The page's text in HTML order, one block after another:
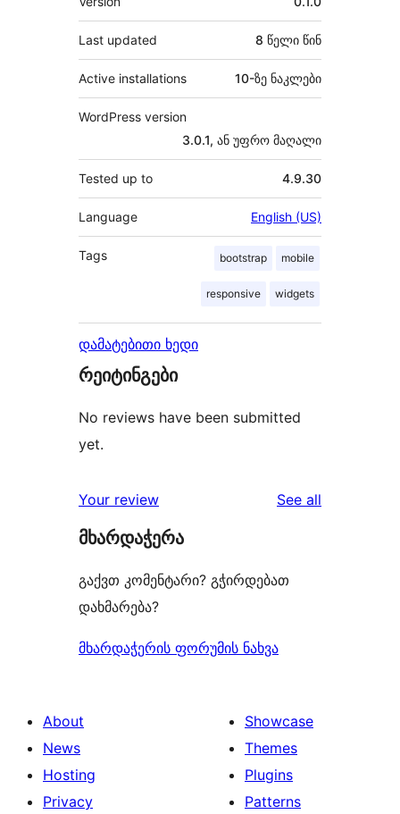
Last updated 8 წელი წინ
Active installations 10-ზე ნაკლები
WordPress version
3.0.1, ან უფრო მაღალი
Tested up to 4.9.30
Language English (US)
Tags bootstrap mobile
responsive widgets
დამატებითი ხედი
რეიტინგები
No reviews have been submitted
yet.
Your review See all
მხარდაჭერა
გაქვთ კომენტარი? გჭირდებათ
დახმარება?
მხარდაჭერის ფორუმის ნახვა
About
News
Hosting
Privacy
Showcase
Themes
Plugins
Patterns